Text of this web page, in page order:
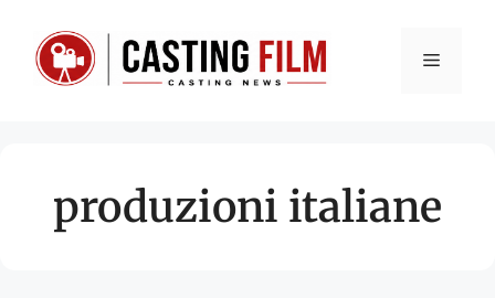
contenuto
Menu
produzioni italiane